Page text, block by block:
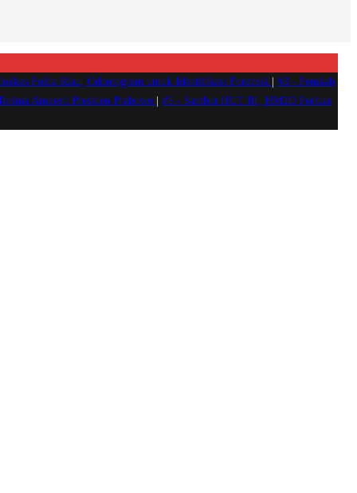
Polda Riau, Odontogram untuk Identifikasi Forensik #3 - Pemkab
Amnesti Presiden Prabowo
#5 - Sambut HUT RI, HM2D Perluas